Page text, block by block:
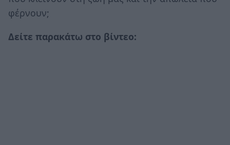
φέρνουν;
Δείτε παρακάτω στο βίντεο: